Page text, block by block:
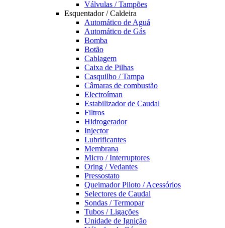
Válvulas / Tampões
Esquentador / Caldeira
Automático de Aguá
Automático de Gás
Bomba
Botão
Cablagem
Caixa de Pilhas
Casquilho / Tampa
Câmaras de combustão
Electroíman
Estabilizador de Caudal
Filtros
Hidrogerador
Injector
Lubrificantes
Membrana
Micro / Interruptores
Oring / Vedantes
Pressostato
Queimador Piloto / Acessórios
Selectores de Caudal
Sondas / Termopar
Tubos / Ligações
Unidade de Ignição